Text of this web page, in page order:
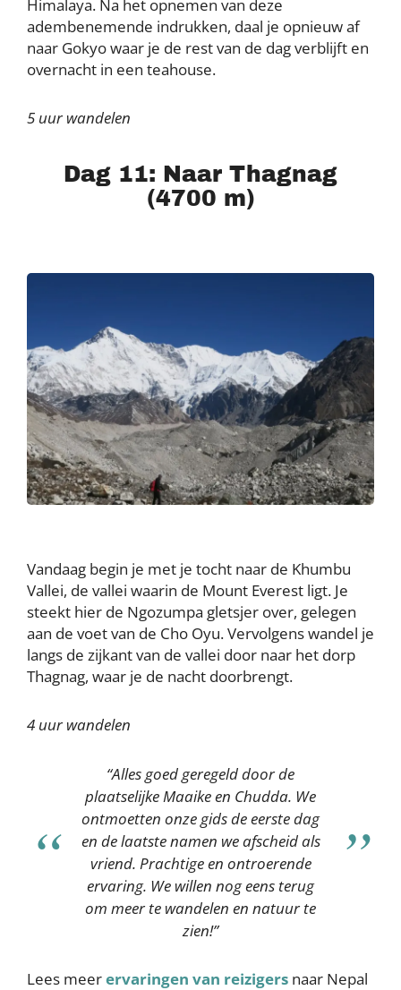
Himalaya. Na het opnemen van deze
adembenemende indrukken, daal je opnieuw af
naar Gokyo waar je de rest van de dag verblijft en
overnacht in een teahouse.
5 uur wandelen
Dag 11: Naar Thagnag
(4700 m)
Vandaag begin je met je tocht naar de Khumbu
Vallei, de vallei waarin de Mount Everest ligt. Je
steekt hier de Ngozumpa gletsjer over, gelegen
aan de voet van de Cho Oyu. Vervolgens wandel je
langs de zijkant van de vallei door naar het dorp
Thagnag, waar je de nacht doorbrengt.
4 uur wandelen
“Alles goed geregeld door de
plaatselijke Maaike en Chudda. We
ontmoetten onze gids de eerste dag
en de laatste namen we afscheid als
vriend. Prachtige en ontroerende
ervaring. We willen nog eens terug
om meer te wandelen en natuur te
zien!”
Lees meerervaringen van reizigers naar Nepal